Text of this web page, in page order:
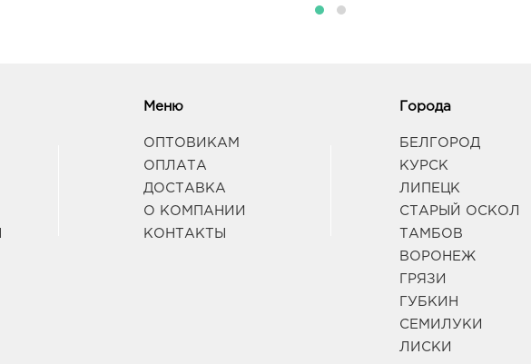
Меню
ОПТОВИКАМ
ОПЛАТА
ДОСТАВКА
О КОМПАНИИ
КОНТАКТЫ
Города
БЕЛГОРОД
КУРСК
ЛИПЕЦК
СТАРЫЙ ОСКОЛ
ТАМБОВ
ВОРОНЕЖ
ГРЯЗИ
ГУБКИН
СЕМИЛУКИ
ЛИСКИ